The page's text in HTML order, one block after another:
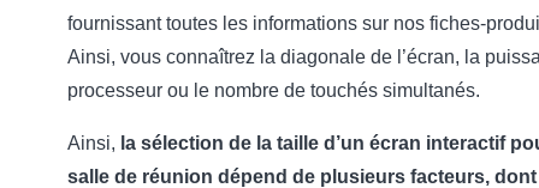
fournissant toutes les informations sur nos fiches-
Ainsi, vous connaîtrez la diagonale de l’écran, la
processeur ou le nombre de touchés simultanés.
Ainsi, la sélection de la taille d’un écran interactif
salle de réunion dépend de plusieurs facteurs, dont